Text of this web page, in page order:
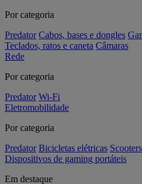
Por categoria
Predator Cabos, bases e dongles
Teclados, ratos e caneta Câmaras
Rede
Por categoria
Predator Wi-Fi
Eletromobilidade
Por categoria
Predator Bicicletas elétricas
Dispositivos de gaming portáteis
Em destaque